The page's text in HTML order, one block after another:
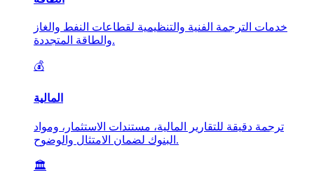
خدمات الترجمة الفنية والتنظيمية لقطاعات النفط والغاز
والطاقة المتجددة.
💰
المالية
ترجمة دقيقة للتقارير المالية، مستندات الاستثمار، ومواد
البنوك لضمان الامتثال والوضوح.
🏛️